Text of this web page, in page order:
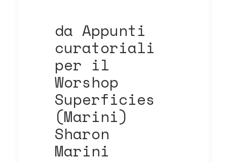
da Appunti
curatoriali
per il
Worshop
Superficies
(Marini)
Sharon
Marini